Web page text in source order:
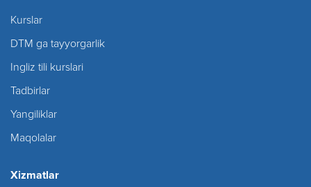
Kurslar
DTM ga tayyorgarlik
Ingliz tili kurslari
Tadbirlar
Yangiliklar
Maqolalar
Xizmatlar